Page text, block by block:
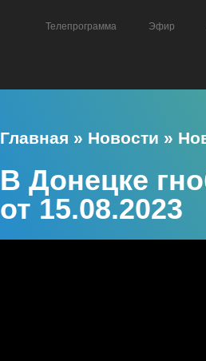
Телепрограмма Эфир
Главная » Новости »
В Донецке
от 15.08.2023